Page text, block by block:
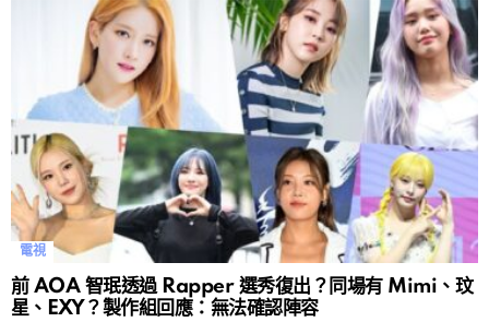
電視
前 AOA 智珉透過 Rapper 選秀復出？同場有 Mimi、玟
星、EXY？製作組回應：無法確認陣容